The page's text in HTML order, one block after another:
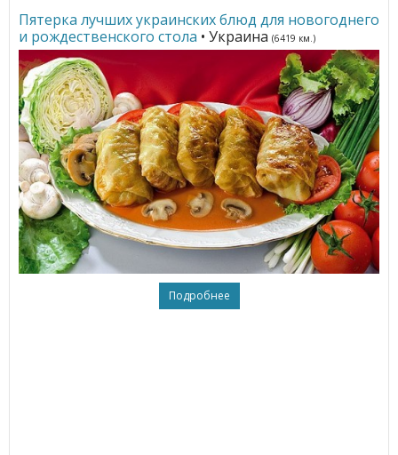
Пятерка лучших украинских блюд для новогоднего
и рождественского стола • Украина (6419 км.)
Подробнее